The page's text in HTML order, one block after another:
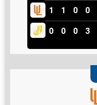
1 1 0 0
0 0 0 3